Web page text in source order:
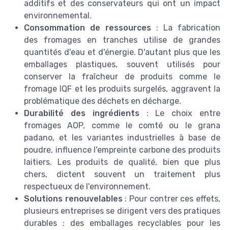
additifs et des conservateurs qui ont un impact
environnemental.
Consommation de ressources : La fabrication
des fromages en tranches utilise de grandes
quantités d'eau et d'énergie. D'autant plus que les
emballages plastiques, souvent utilisés pour
conserver la fraîcheur de produits comme le
fromage IQF et les produits surgelés, aggravent la
problématique des déchets en décharge.
Durabilité des ingrédients : Le choix entre
fromages AOP, comme le comté ou le grana
padano, et les variantes industrielles à base de
poudre, influence l'empreinte carbone des produits
laitiers. Les produits de qualité, bien que plus
chers, dictent souvent un traitement plus
respectueux de l'environnement.
Solutions renouvelables : Pour contrer ces effets,
plusieurs entreprises se dirigent vers des pratiques
durables : des emballages recyclables pour les